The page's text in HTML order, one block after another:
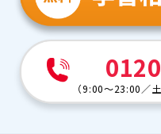
（9:00～23:00 ／